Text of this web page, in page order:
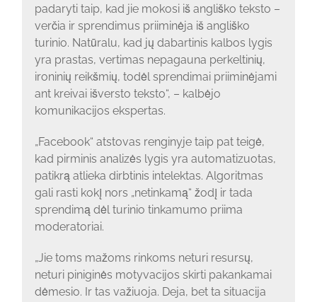
padaryti taip, kad jie mokosi iš angliško teksto –
verčia ir sprendimus priiminėja iš angliško
turinio. Natūralu, kad jų dabartinis kalbos lygis
yra prastas, vertimas nepagauna perkeltinių,
ironinių reikšmių, todėl sprendimai priiminėjami
ant kreivai išversto teksto“, – kalbėjo
komunikacijos ekspertas.
„Facebook“ atstovas renginyje taip pat teigė,
kad pirminis analizės lygis yra automatizuotas,
patikrą atlieka dirbtinis intelektas. Algoritmas
gali rasti kokį nors „netinkamą“ žodį ir tada
sprendimą dėl turinio tinkamumo priima
moderatoriai.
„Jie toms mažoms rinkoms neturi resursų,
neturi piniginės motyvacijos skirti pakankamai
dėmesio. Ir tas važiuoja. Deja, bet ta situacija